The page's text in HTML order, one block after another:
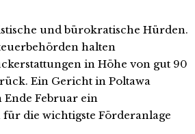
und bürokratische Hürden.
halten
in Höhe von gut 90
Ein Gericht in Poltawa
Februar ein
die wichtigste Förderanlage